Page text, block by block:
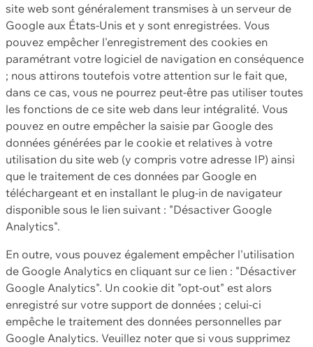
site web sont généralement transmises à un serveur de
Google aux États-Unis et y sont enregistrées. Vous
pouvez empêcher l'enregistrement des cookies en
paramétrant votre logiciel de navigation en conséquence
; nous attirons toutefois votre attention sur le fait que,
dans ce cas, vous ne pourrez peut-être pas utiliser toutes
les fonctions de ce site web dans leur intégralité. Vous
pouvez en outre empêcher la saisie par Google des
données générées par le cookie et relatives à votre
utilisation du site web (y compris votre adresse IP) ainsi
que le traitement de ces données par Google en
téléchargeant et en installant le plug-in de navigateur
disponible sous le lien suivant : "Désactiver Google
Analytics".
En outre, vous pouvez également empêcher l'utilisation
de Google Analytics en cliquant sur ce lien : "Désactiver
Google Analytics". Un cookie dit "opt-out" est alors
enregistré sur votre support de données ; celui-ci
empêche le traitement des données personnelles par
Google Analytics. Veuillez noter que si vous supprimez